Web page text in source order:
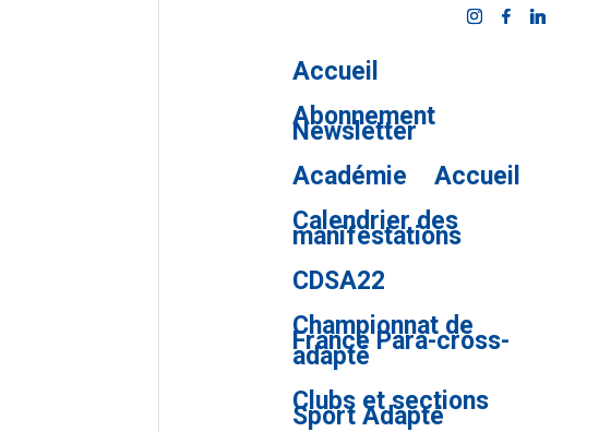
Accueil
Abonnement
Newsletter
Académie
Accueil
Calendrier des
manifestations
CDSA22
Championnat de
France Para-cross-
adapté
Clubs et sections
Sport Adapté